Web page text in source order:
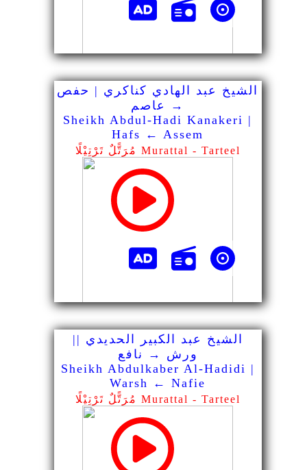
الشيخ عبد الهادي كناكري | حفص
→ عاصم
Sheikh Abdul-Hadi Kanakeri |
Hafs ← Assem
مُرَتًّلٌ تَرْتِيْلًا Murattal - Tarteel
الشيخ عبد الكبير الحديدي ||
ورش → نافع
Sheikh Abdulkaber Al-Hadidi |
Warsh ← Nafie
مُرَتًّلٌ تَرْتِيْلًا Murattal - Tarteel